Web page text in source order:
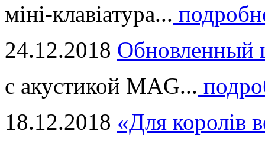
міні-клавіатура...
24.12.2018 Обновленный
с акустикой MAG...
18.12.2018 «Для королів